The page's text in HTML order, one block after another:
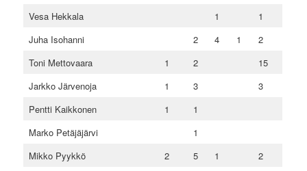
Vesa Hekkala
1
1
Juha Isohanni
2 4 1
2
Toni Mettovaara
1 2
15
Jarkko Järvenoja
1 3
3
Pentti Kaikkonen
1
1
Marko Petäjäjärvi
1
Mikko Pyykkö
2 5 1
2